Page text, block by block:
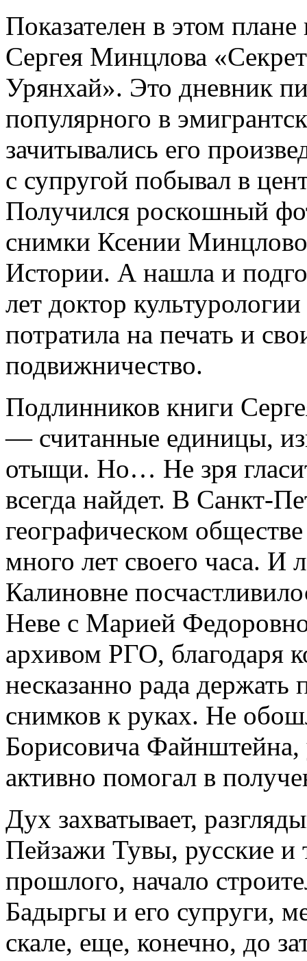
Показателен в этом
Сергея Минцлова
Урянхай». Это дневник
популярного в
зачитывались его
с супругой побывал в
Получился роскошный
снимки Ксении
Истории. А нашла и
лет доктор культурологии
потратила на печать и
подвижничество.
Подлинников книги
— считанные единицы,
отыщи. Но… Не зря
всегда найдет. В Санкт-
географическом
много лет своего часа. И
Калиновне
Неве с Марией
архивом РГО, благодаря
несказанно рада
снимков к руках. Не
Борисовича
активно помогал в
Дух захватывает,
Пейзажи Тувы, русские и
прошлого, начало
Бадыргы и его супруги,
скале, еще, конечно, до